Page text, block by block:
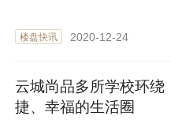
楼盘快讯 2020-12-24
云城尚品多所学校环绕
捷、幸福的生活圈